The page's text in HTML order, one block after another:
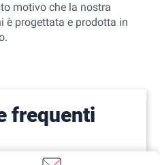
motivo che la nostra
è progettata e prodotta in
frequenti